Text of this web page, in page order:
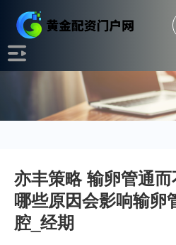
亦丰策略 输卵管通
哪些原因会影响输卵
腔_经期